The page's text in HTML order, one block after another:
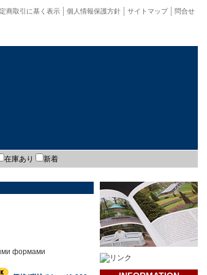
問合せ
サイトマップ
個人情報保護方針
商取引に基く表示
在庫あり 新着
формами